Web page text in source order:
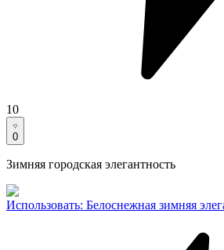
10
0
Зимняя городская элегантность
Использовать: Белоснежная зимняя